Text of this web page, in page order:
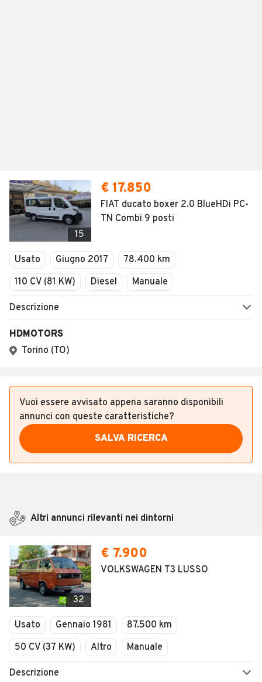
Vuoi essere avvisato appena saranno disponibili
annunci con queste caratteristiche?
SALVA RICERCA
Altri annunci rilevanti nei dintorni